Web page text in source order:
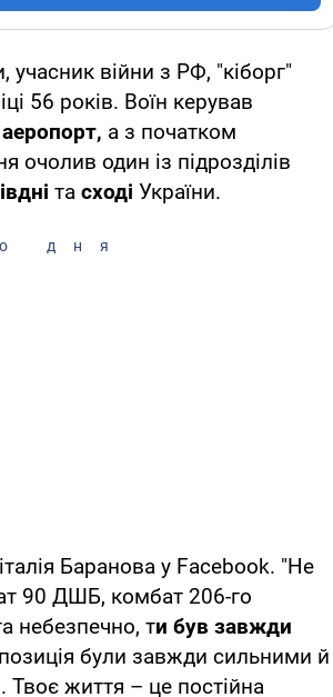
війни з РФ, "кіборг"
56 років. Воїн керував
а з початком
очолив один із підрозділів
та сході України.
дня
Баранова у Facebook. "Не
90 ДШБ, комбат 206-го
небезпечно, ти був завжди
були завжди сильними й
життя – це постійна